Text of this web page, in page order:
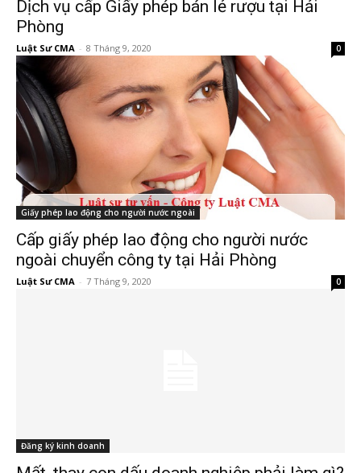
Dịch vụ cấp Giấy phép bán lẻ rượu tại Hải
Phòng
Luật Sư CMA - 8 Tháng 9, 2020 0
Giấy phép lao động cho người nước ngoài
Cấp giấy phép lao động cho người nước
ngoài chuyển công ty tại Hải Phòng
Luật Sư CMA - 7 Tháng 9, 2020 0
Đăng ký kinh doanh